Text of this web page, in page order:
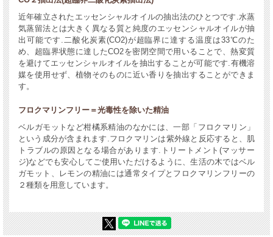
近年確立されたエッセンシャルオイルの抽出法のひとつです.水蒸
気蒸留法とは大きく異なる質と純度のエッセンシャルオイルが抽
出可能です.二酸化炭素(CO2)が超臨界に達する温度は33℃のた
め、超臨界状態に達したCO2を密閉空間で用いることで、熱変質
を避けてエッセンシャルオイルを抽出することが可能です.有機溶
媒を使用せず、植物そのものに近い香りを抽出することができま
す。
フロクマリンフリー＝光毒性を除いた精油
ベルガモットなど柑橘系精油のなかには、一部「フロクマリン」
という成分が含まれます.フロクマリンは紫外線と反応すると、肌
トラブルの原因となる場合があります.トリートメント(マッサー
ジ)などでも安心してご使用いただけるように、生活の木ではベル
ガモット、レモンの精油には通常タイプとフロクマリンフリーの
２種類を用意しています。